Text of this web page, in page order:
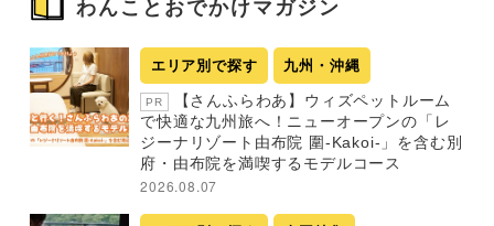
わんことおでかけマガジン
エリア別で探す 九州・沖縄
PR
【さんふらわあ】ウィズペットルーム
で快適な九州旅へ！ニューオープンの「レ
ジーナリゾート由布院 圍-Kakoi-」を含む別
府・由布院を満喫するモデルコース
2026.08.07